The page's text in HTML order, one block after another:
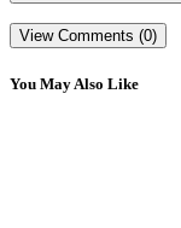
View Comments (0)
You May Also Like